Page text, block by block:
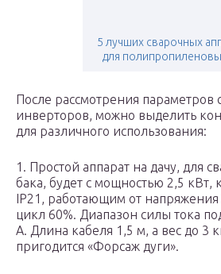
5 лучших сварочных
для
После рассмотрения параметров
инверторов, можно выделить
для различного использования:
1. Простой аппарат на дачу, для
бака, будет с мощностью 2,5 кВт,
IP21, работающим от
цикл 60%. Диапазон силы тока
А. Длина кабеля 1,5 м, а вес до 3
пригодится «Форсаж дуги».